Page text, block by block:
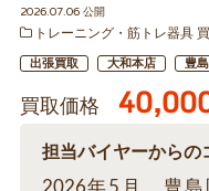
2026.07.06 公開
トレーニング・筋トレ器具
出張買取 大和本店 豊
買取価格
担当バイヤーからの